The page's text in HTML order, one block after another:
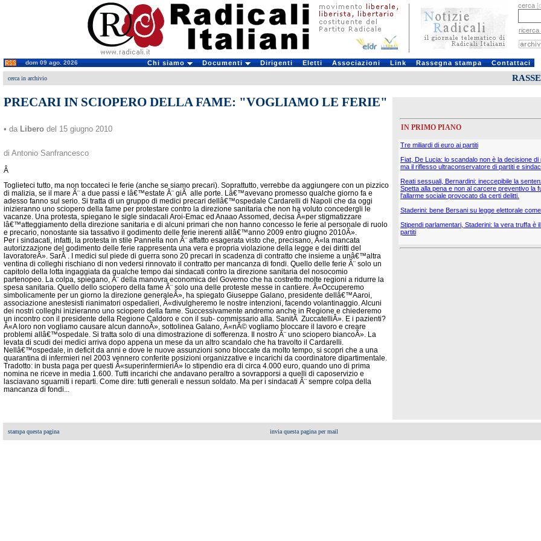
cerca
ricerca
dom 09 ago. 2026 Chi siamo Documenti Dirigenti Eletti Associazioni Link Rassegna stampa Contattaci
cerca in archivio
PRECARI IN SCIOPERO DELLA FAME: "VOGLIAMO LE FERIE"
• da Libero del 15 giugno 2010
di Antonio Sanfrancesco
Â
Toglieteci tutto, ma non toccateci le ferie (anche se siamo precari). Soprattutto, verrebbe da aggiungere con un pizzico
di malizia, se il mare Ã¨ a due passi e lâ€™estate Ã¨ giÃ alle porte. Lâ€™avevano promesso qualche giorno fa e
adesso fanno sul serio. Si tratta di un gruppo di medici precari dellâ€™ospedale Cardarelli di Napoli che da oggi
inizieranno uno sciopero della fame per protestare contro la direzione sanitaria che non ha voluto concedergli le
vacanze. Una protesta, spiegano le sigle sindacali Aroi-Emac ed Anaao Assomed, decisa Â«per stigmatizzare
lâ€™atteggiamento della direzione sanitaria e di alcuni primari che non hanno concesso le ferie al personale di ruolo
e precario, nonostante sia tassativo il godimento delle ferie inerenti allâ€™anno 2009 entro giugno 2010Â».
Per i sindacati, infatti, la protesta in stile Pannella non Ã¨ affatto esagerata visto che, precisano, Â«la mancata
autorizzazione del godimento delle ferie rappresenta una vera e propria violazione della legge e dei diritti del
lavoratoreÂ». SarÃ . I medici sul piede di guerra sono 20 precari in scadenza di contratto che insieme a unâ€™altra
ventina di colleghi rischiano di non vedersi rinnovato il contratto per mancanza di fondi. Quello delle ferie Ã¨ solo un
capitolo della lotta ingaggiata da qualche tempo dai sindacati contro la direzione sanitaria del nosocomio
partenopeo. La colpa, spiegano, Ã¨ della manovra economica del Governo che ha costretto molte regioni a ridurre la
spesa sanitaria. Quello dello sciopero della fame Ã¨ solo una delle proteste messe in cantiere. Â«Occuperemo
simbolicamente per un giorno la direzione generaleÂ», ha spiegato Giuseppe Galano, presidente dellâ€™Aaroi,
associazione anestesisti rianimatori ospedalieri, Â«divulgheremo le nostre intenzioni, facendo volantinaggio. Alcuni
dei nostri colleghi inizieranno uno sciopero della fame. Successivamente andremo anche in Regione e chiederemo
un incontro con il presidente della Regione Caldoro e con il sub- commissario alla. SanitÃ ZuccatelliÂ». E i pazienti?
Â«A loro non vogliamo causare alcun dannoÂ», sottolinea Galano, Â«nÃ© vogliamo bloccare il lavoro e creare
problemi allâ€™ospedale. Si tratta solo di una dimostrazione di sofferenza. Il nostro Ã¨ uno sciopero biancoÂ». La
levata di scudi dei medici arriva dopo appena un mese da un altro scandalo che ha travolto il Cardarelli.
Nellâ€™ospedale, in deficit da anni e dove le nuove assunzioni sono bloccate da molto tempo, si scopri che a una
quarantina di infermieri nel 2003 vennero conferite posizioni organizzative e incarichi da coordinatore dipartimentale.
Tradotto: in busta paga per questi Â«superinfermieriÂ» lo stipendio era di circa 4.000 euro, quando uno di prima
nomina ne riceve in media 1.600. Tutti incarichi che andavano peraltro a sovrapporsi a quelli di caposervizio e
lasciavano sguarniti i reparti. Come dire: tutti generali e nessun soldato. Ma per i sindacati Ã¨ sempre colpa della
mancanza di fondi...
IN PRIMO PIANO
Tre miliardi di euro ai partiti
Fiat, De Lucia: lo scandalo non è la decisione di
ma il riflesso ultraconservatore di partiti e
Reati sessuali, Bernardini: ineccepibile la
Spetta alla pena e non al carcere preventivo la
l'allarme sociale provocato da certi delitti.
Staderini: bene Bersani su legge elettorale
Stipendi parlamentari, Staderini: la vera truffa è
partiti
stampa questa pagina invia questa pagina per mail